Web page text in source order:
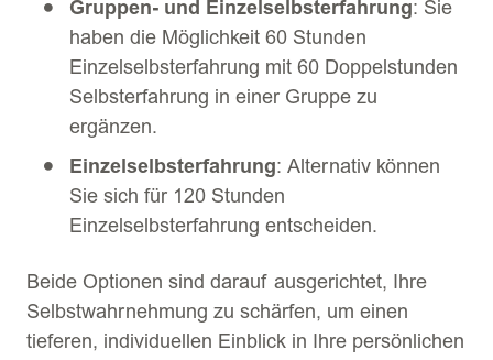
Gruppen- und Einzelselbsterfahrung : Sie
haben die Möglichkeit 60 Stunden
Einzelselbsterfahrung mit 60 Doppelstunden
Selbsterfahrung in einer Gruppe zu
ergänzen.
Einzelselbsterfahrung : Alternativ können
Sie sich für 120 Stunden
Einzelselbsterfahrung entscheiden.
Beide Optionen sind darauf ausgerichtet, Ihre
Selbstwahrnehmung zu schärfen, um einen
tieferen, individuellen Einblick in Ihre persönlichen